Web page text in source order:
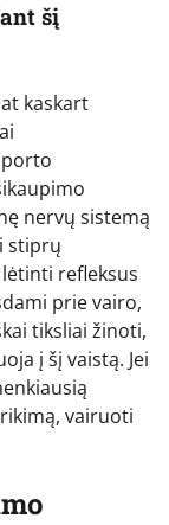
šį
kaskart
nervų sistemą
stiprų
refleksus
prie vairo,
tiksliai žinoti,
į šį vaistą. Jei
vairuoti